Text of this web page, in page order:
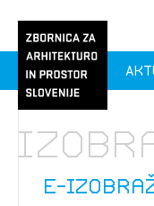
1/1
e-
1/2
Prijava na